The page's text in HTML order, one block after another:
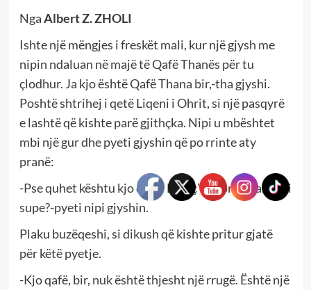
NgaAlbert Z. ZHOLI
Ishte një mëngjes i freskët mali, kur një gjysh me
nipin ndaluan në majë të Qafë Thanës për tu
çlodhur. Ja kjo është Qafë Thana bir,-tha gjyshi.
Poshtë shtrihej i qetë Liqeni i Ohrit, si një pasqyrë
e lashtë që kishte parë gjithçka. Nipi u mbështet
mbi një gur dhe pyeti gjyshin që po rrinte aty
pranë:
-Pse quhet kështu kjo qafë? Dhe ç’histori mban mbi
supe?-pyeti nipi gjyshin.
Plaku buzëqeshi, si dikush që kishte pritur gjatë
për këtë pyetje.
-Kjo qafë, bir, nuk është thjesht një rrugë. Është një